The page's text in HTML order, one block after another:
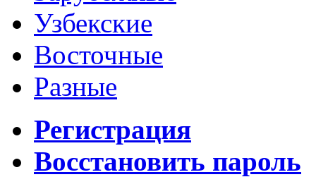
Узбекские
Восточные
Разные
Регистрация
Восстановить пароль